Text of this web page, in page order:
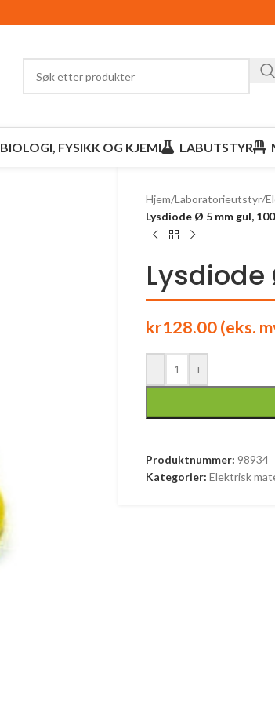
BIOLOGI, FYSIKK OG KJEMI LABUTSTYR
Hjem/Laboratorieutstyr/
Lysdiode Ø 5 mm gul,
kr128.00(eks.
- +
Produktnummer: 98934
Kategorier: Elektrisk